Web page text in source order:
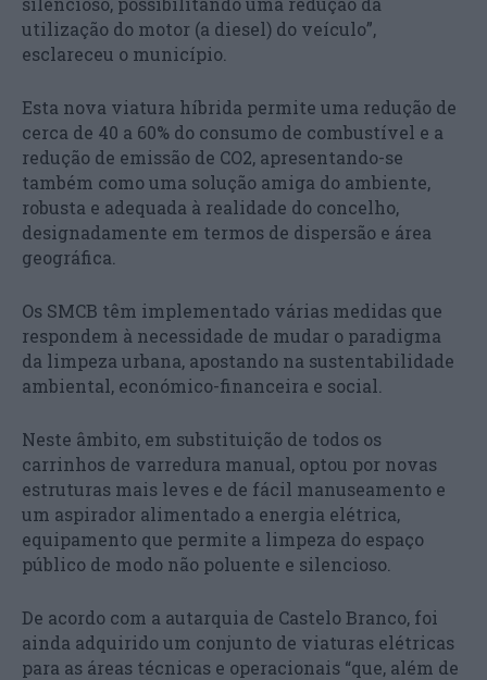
utilização do motor (a diesel) do veículo”,
esclareceu o município.
Esta nova viatura híbrida permite uma redução de
cerca de 40 a 60% do consumo de combustível e a
redução de emissão de CO2, apresentando-se
também como uma solução amiga do ambiente,
robusta e adequada à realidade do concelho,
designadamente em termos de dispersão e área
geográfica.
Os SMCB têm implementado várias medidas que
respondem à necessidade de mudar o paradigma
da limpeza urbana, apostando na sustentabilidade
ambiental, económico-financeira e social.
Neste âmbito, em substituição de todos os
carrinhos de varredura manual, optou por novas
estruturas mais leves e de fácil manuseamento e
um aspirador alimentado a energia elétrica,
equipamento que permite a limpeza do espaço
público de modo não poluente e silencioso.
De acordo com a autarquia de Castelo Branco, foi
ainda adquirido um conjunto de viaturas elétricas
para as áreas técnicas e operacionais “que, além de